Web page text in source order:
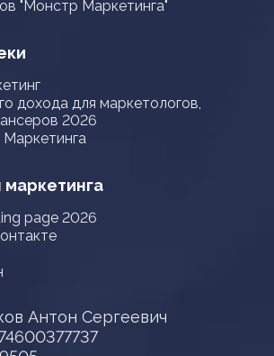
"Монстр Маркетинга"
дохода для маркетологов,
2026
Маркетинга
page 2026
Антон Сергеевич